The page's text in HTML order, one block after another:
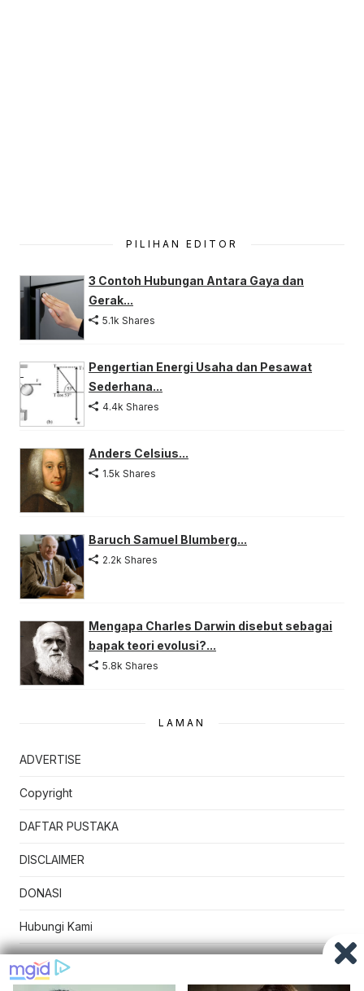
PILIHAN EDITOR
3 Contoh Hubungan Antara Gaya dan
Gerak...
5.1k Shares
Pengertian Energi Usaha dan Pesawat
Sederhana...
4.4k Shares
Anders Celsius...
1.5k Shares
Baruch Samuel Blumberg...
2.2k Shares
Mengapa Charles Darwin disebut sebagai
bapak teori evolusi?...
5.8k Shares
LAMAN
ADVERTISE
Copyright
DAFTAR PUSTAKA
DISCLAIMER
DONASI
Hubungi Kami
Kebijakan Privasi